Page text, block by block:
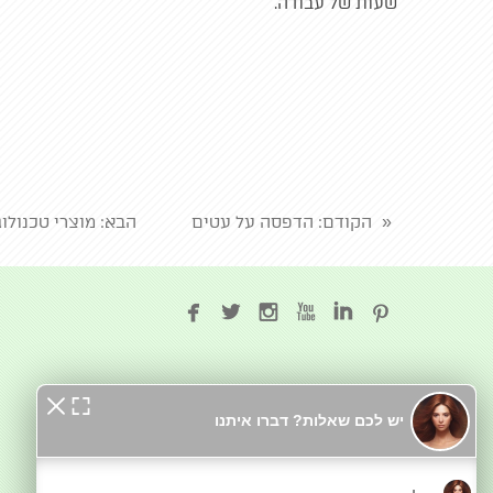
« הקודם: הדפסה על עטים הבא: מוצרי
     